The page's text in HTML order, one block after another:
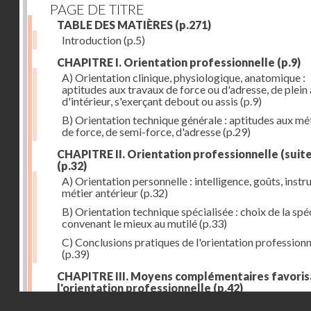
PAGE DE TITRE
TABLE DES MATIÈRES (p.271)
Introduction(p.5)
CHAPITRE I. Orientation professionnelle (p.9)
A) Orientation clinique, physiologique, anatomique :
aptitudes aux travaux de force ou d'adresse, de plein
d'intérieur, s'exerçant debout ou assis (p.9)
B) Orientation technique générale : aptitudes aux
de force, de semi-force, d'adresse(p.29)
CHAPITRE II. Orientation professionnelle
(p.32)
A) Orientation personnelle : intelligence, goûts,
métier antérieur(p.32)
B) Orientation technique spécialisée : choix de la
convenant le mieux au mutilé(p.33)
C) Conclusions pratiques de l'orientation
(p.39)
CHAPITRE III. Moyens complémentaires
l'orientation professionnelle (p.42)